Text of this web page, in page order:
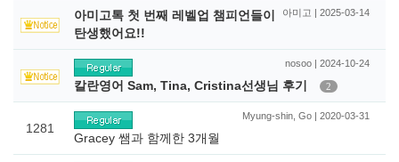
아미고 | 2025-03-14
아미고톡 첫 번째 레벨업 챔피언들이
탄생했어요!!
nosoo | 2024-10-24
칼란영어 Sam, Tina, Cristina선생님 후기 2
1281
Myung-shin, Go | 2020-03-31
Gracey 쌤과 함께한 3개월